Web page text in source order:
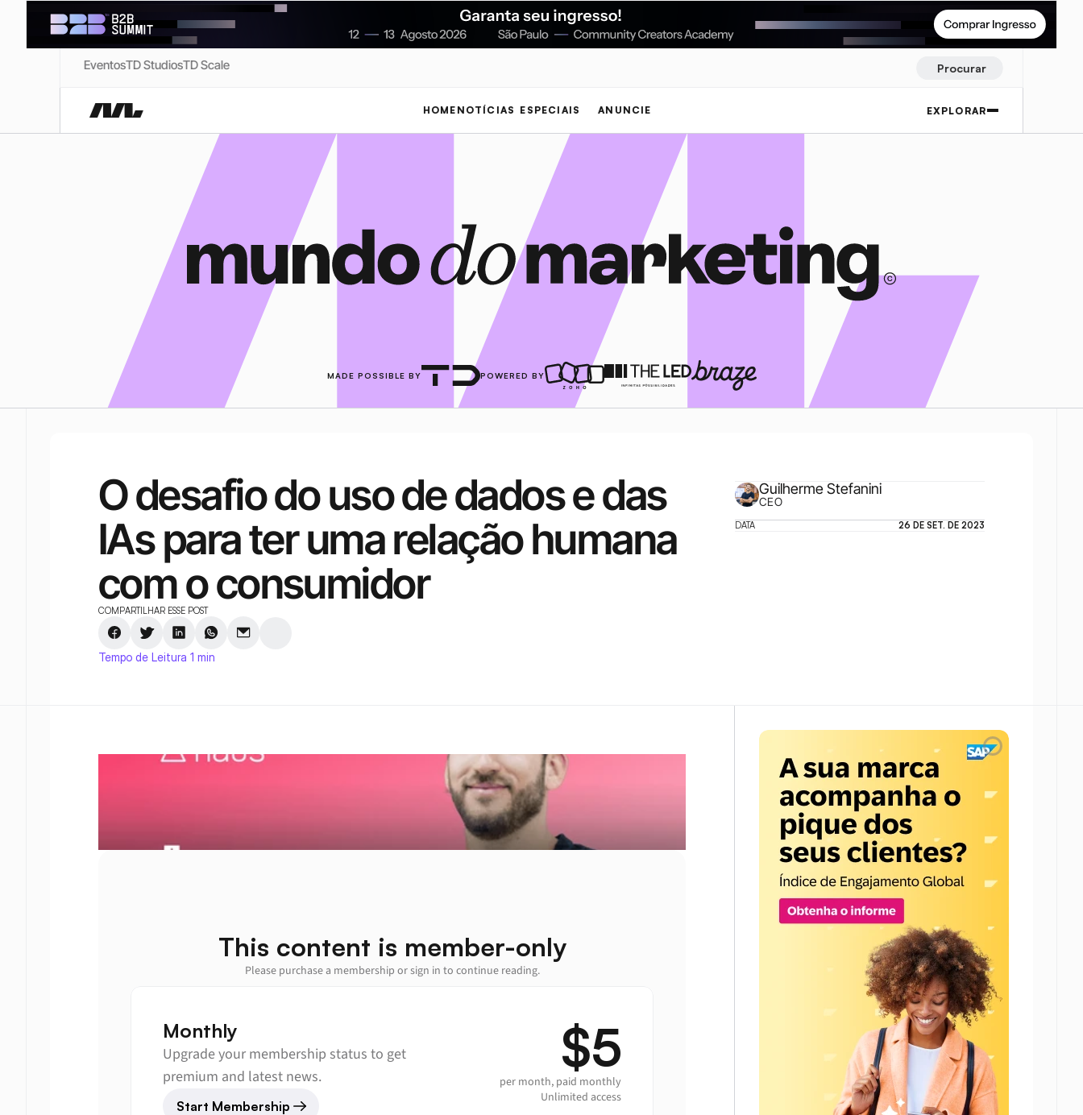
EventosTD StudiosTD Scale Procurar
HOME NOTÍCIAS ESPECIAIS ANUNCIE EXPLORAR
MADE POSSIBLE BY POWERED BY
O desafio do uso de dados e das
IAs para ter uma relação humana
com o consumidor
COMPARTILHAR ESSE POST
Tempo de Leitura 1 min
Guilherme Stefanini
CEO
DATA 26 DE SET. DE 2023
This content is member-only
Please purchase a membership or sign in to continue reading.
Monthly
Upgrade your membership status to get
premium and latest news.
Start Membership
$5
per month, paid monthly
Unlimited access